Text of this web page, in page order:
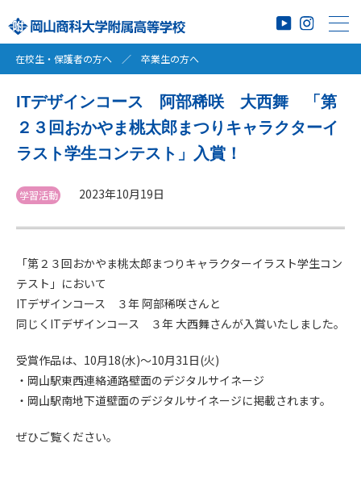
在校生・保護者の方へ ／卒業生の方へ
ITデザインコース 阿部稀咲 大西舞 「第
２３回おかやま桃太郎まつりキャラクターイ
ラスト学生コンテスト」入賞！
学習活動 2023年10月19日
「第２３回おかやま桃太郎まつりキャラクターイラスト学生コン
テスト」において
ITデザインコース ３年 阿部稀咲さんと
同じくITデザインコース ３年 大西舞さんが入賞いたしました。
受賞作品は、10月18(水)～10月31日(火)
・岡山駅東西連絡通路壁面のデジタルサイネージ
・岡山駅南地下道壁面のデジタルサイネージに掲載されます。
ぜひご覧ください。